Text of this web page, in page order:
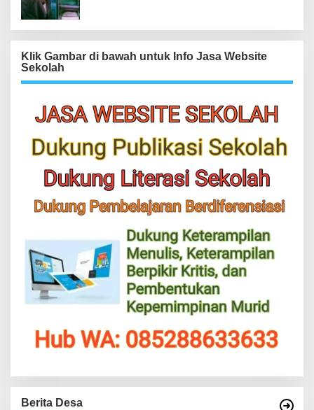
Klik Gambar di bawah untuk Info Jasa Website
Sekolah
Berita Desa